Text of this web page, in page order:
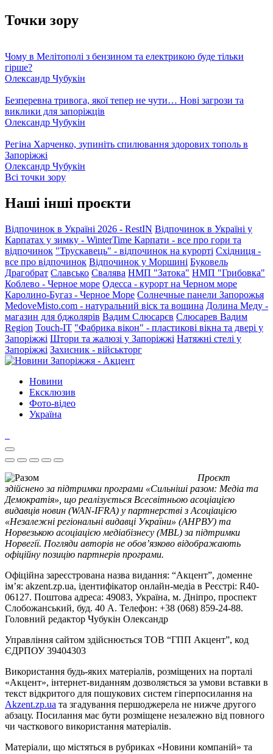
Точки зору
Чому в Мелітополі з бензином та електрикою буде тільки
гірше?
Олександр Чубукін
Безперевна тривога, якої тепер не чути… Нові загрози та
виклики для запоріжців
Олександр Чубукін
Регіна Харченко, зупиніть спилювання здорових тополь в
Запоріжжі
Олександр Чубукін
Всі точки зору
Наші інші проєкти
Відпочинок в Україні 2026 - RestIN Відпочинок в Україні у
Карпатах у зимку - WinterTime Карпати - все про гори та
відпочинок "Трускавець" - відпочинок на курорті Східниця -
все про відпочинок Відпочинок у Моршині Буковель
Драгобрат Славсько Свалява НМП "Затока" НМП "Грибовка"
Коблево - Черное море Одесса - курорт на Черном море
Каролино-Бугаз - Черное Море Солнечные панели Запорожья
MedoveMisto.com - натуральний віск та вощина Долина Меду -
магазин для бджолярів Вадим Слюсарєв Слюсарев Вадим
Region Touch-IT "Фабрика вікон" - пластикові вікна та двері у
Запоріжжі Штори та жалюзі у Запоріжжі Натяжні стелі у
Запоріжжі Захисник - військторг
Новини
Ексклюзив
Фото-відео
Україна
Проєкт
здійснено за підтримки програми «Сильніші разом: Медіа та
Демократія», що реалізується Всесвітньою асоціацією
видавців новин (WAN-IFRA) у партнерстві з Асоціацією
«Незалежні регіональні видавці України» (АНРВУ) та
Норвезькою асоціацією медіабізнесу (MBL) за підтримки
Норвегії. Погляди авторів не обов’язково відображають
офіційну позицію партнерів програми.
Офіційна зареєстрована назва видання: “Акцент”, доменне
ім’я: akzent.zp.ua, ідентифікатор онлайн-медіа в Реєстрі: R40-
06127. Поштова адреса: 49083, Україна, м. Дніпро, проспект
Слобожанський, буд. 40 А. Телефон: +38 (068) 859-24-88.
Головний редактор Чубукін Олександр
Управління сайтом здійснюється ТОВ “ГПП Акцент”, код
ЄДРПОУ 39404303
Використання будь-яких матеріалів, розміщених на порталі
«Акцент», інтернет-виданням дозволяється за умови вставки в
текст відкритого для пошукових систем гіперпосилання на
Akzent.zp.ua та згадування першоджерела не нижче другого
абзацу. Посилання має бути розміщене незалежно від повного
чи часткового використання матеріалів.
Матеріали, що містяться в рубриках «Новини компаній» та